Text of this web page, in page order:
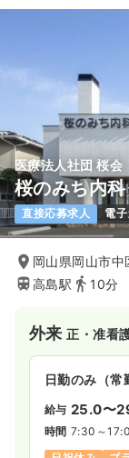
医療法人社団 桜会
桜のみち内
直接応募求人 電
岡山県岡山市
高島駅
10分
外来正・准看
日勤のみ（常
給与 25.0〜
時間 7:30～